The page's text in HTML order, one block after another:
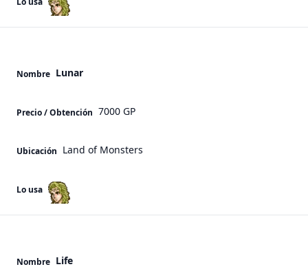
Nombre Lunar
Precio / Obtención 7000 GP
Ubicación Land of Monsters
Lo usa
Nombre Life